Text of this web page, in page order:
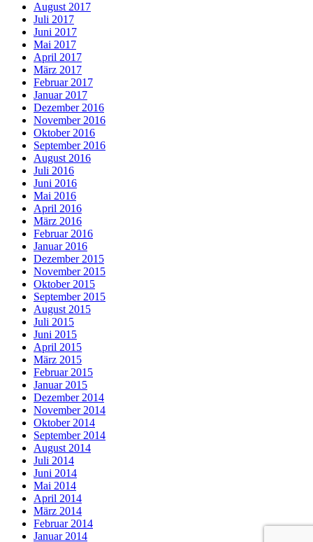
August 2017
Juli 2017
Juni 2017
Mai 2017
April 2017
März 2017
Februar 2017
Januar 2017
Dezember 2016
November 2016
Oktober 2016
September 2016
August 2016
Juli 2016
Juni 2016
Mai 2016
April 2016
März 2016
Februar 2016
Januar 2016
Dezember 2015
November 2015
Oktober 2015
September 2015
August 2015
Juli 2015
Juni 2015
April 2015
März 2015
Februar 2015
Januar 2015
Dezember 2014
November 2014
Oktober 2014
September 2014
August 2014
Juli 2014
Juni 2014
Mai 2014
April 2014
März 2014
Februar 2014
Januar 2014